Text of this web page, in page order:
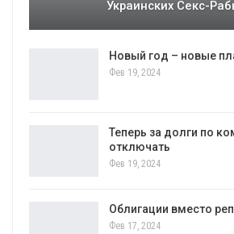
Украинских Секс-
Новый год – новые
Фев 19, 2024
Теперь за долги по
отключать
Фев 19, 2024
Облигации вместо
Фев 17, 2024